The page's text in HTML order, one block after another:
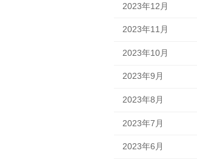
2023年12月
2023年11月
2023年10月
2023年9月
2023年8月
2023年7月
2023年6月